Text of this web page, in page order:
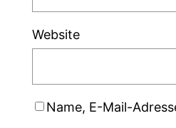
Website
Name, E-Mail-